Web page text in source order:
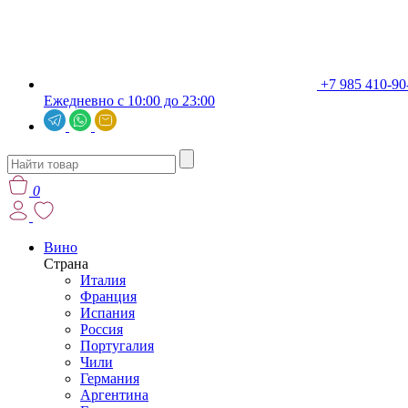
+7 985 410-
Ежедневно с 10:00 до 23:00
0
Вино
Страна
Италия
Франция
Испания
Россия
Португалия
Чили
Германия
Аргентина